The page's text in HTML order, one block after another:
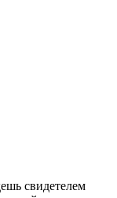
свидетелем